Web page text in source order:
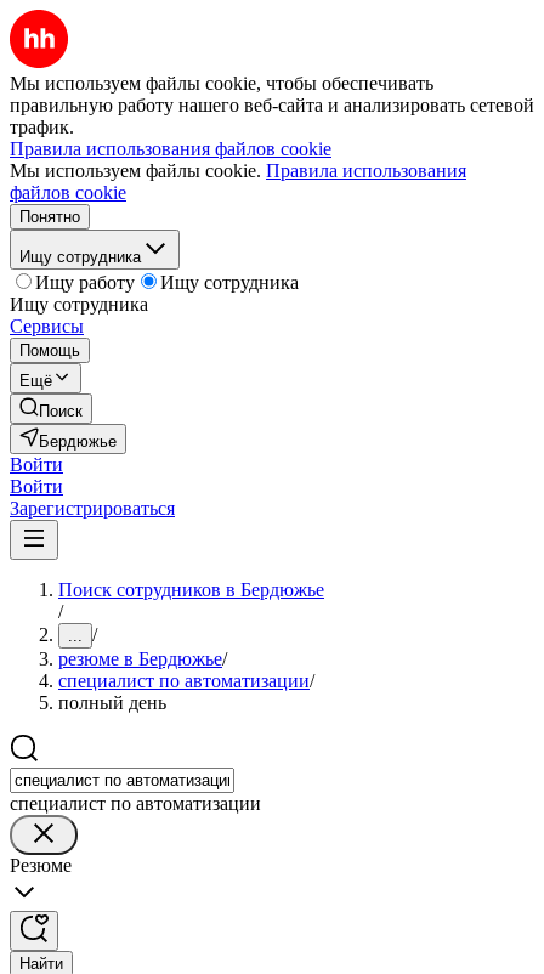
Мы используем файлы cookie, чтобы обеспечивать
правильную работу нашего веб-сайта и анализировать сетевой
трафик.
Правила использования файлов cookie
Мы используем файлы cookie. Правила использования
файлов cookie
Понятно
Ищу сотрудника
Ищу работу
Ищу сотрудника
Ищу сотрудника
Сервисы
Помощь
Ещё
Поиск
Бердюжье
Войти
Войти
Зарегистрироваться
Поиск сотрудников в Бердюжье
/
... /
резюме в Бердюжье/
специалист по автоматизации/
полный день
специалист по автоматизации
Резюме
Найти